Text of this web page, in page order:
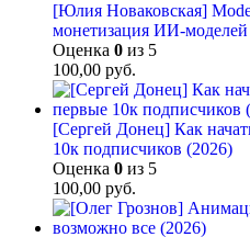
[Юлия Новаковская]
монетизация ИИ-
Оценка 0 из 5
100,00 руб.
[Сергей Донец] Как
10к подписчиков (2026)
Оценка 0 из 5
100,00 руб.